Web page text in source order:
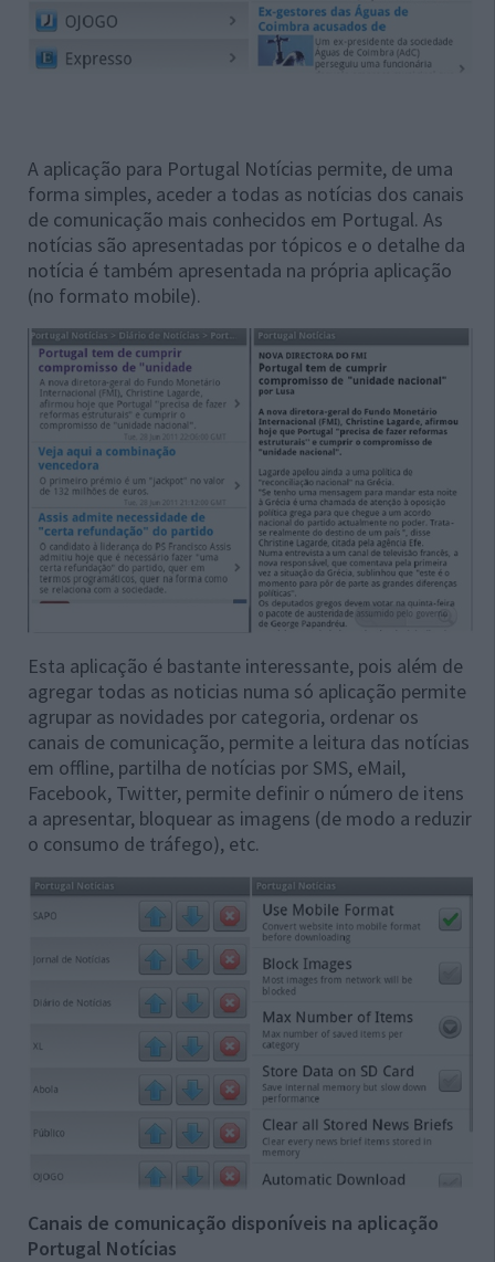
A aplicação para Portugal Notícias permite, de uma
forma simples, aceder a todas as notícias dos canais
de comunicação mais conhecidos em Portugal. As
notícias são apresentadas por tópicos e o detalhe da
notícia é também apresentada na própria aplicação
(no formato mobile).
Esta aplicação é bastante interessante, pois além de
agregar todas as noticias numa só aplicação permite
agrupar as novidades por categoria, ordenar os
canais de comunicação, permite a leitura das notícias
em offline, partilha de notícias por SMS, eMail,
Facebook, Twitter, permite definir o número de itens
a apresentar, bloquear as imagens (de modo a reduzir
o consumo de tráfego), etc.
Canais de comunicação disponíveis na aplicação
Portugal Notícias